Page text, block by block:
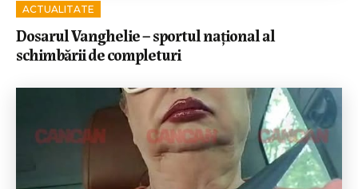
ACTUALITATE
Dosarul Vanghelie – sportul național al
schimbării de completuri